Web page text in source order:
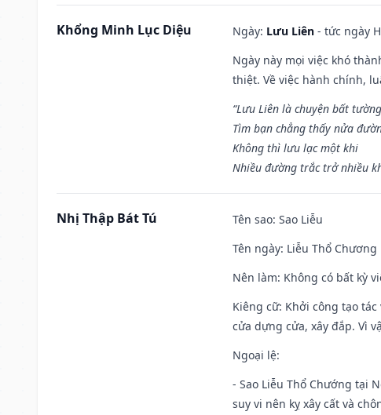
Khổng Minh Lục Diệu Ngày: Lưu Liên - tức ngày
Ngày này mọi việc khó
thiệt. Về việc hành chính,
“Lưu Liên là chuyện bất tường
Tìm bạn chẳng thấy nửa
Không thì lưu lạc một khi
Nhiều đường trắc trở nhiều
Nhị Thập Bát Tú Tên sao: Sao Liễu
Tên ngày: Liễu Thổ
Nên làm: Không có bất kỳ
Kiêng cữ: Khởi công tạo
cửa dựng cửa, xây đắp. Vì
Ngoại lệ:
- Sao Liễu Thổ Chướng tại
suy vi nên kỵ xây cất và